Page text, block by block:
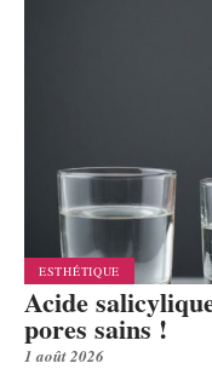
ESTHÉTIQUE
Acide
pores sains !
1 août 2026